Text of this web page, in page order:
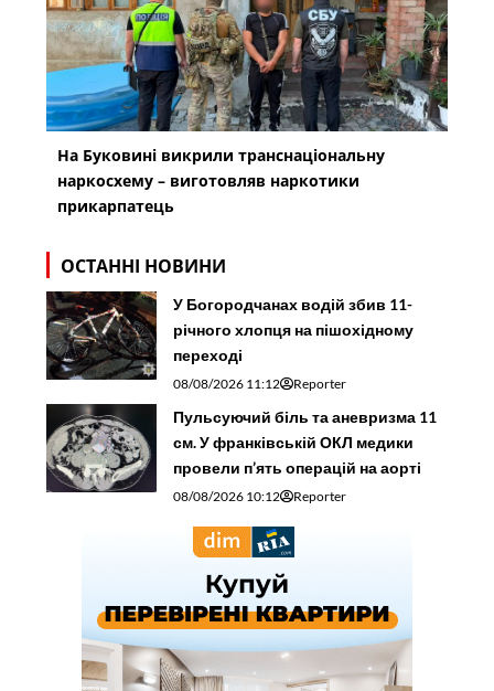
На Буковині викрили транснаціональну
наркосхему – виготовляв наркотики
прикарпатець
ОСТАННІ НОВИНИ
У Богородчанах водій збив 11-
річного хлопця на пішохідному
переході
08/08/2026 11:12 Reporter
Пульсуючий біль та аневризма 11
см. У франківській ОКЛ медики
провели п’ять операцій на аорті
08/08/2026 10:12 Reporter